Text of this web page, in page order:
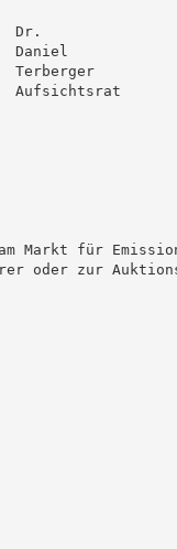
Dr.
Daniel
Terberger
Aufsichtsrat
am Markt für
oder zur